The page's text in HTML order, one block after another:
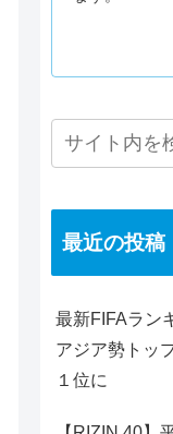
最近の投稿
最新FIFAラン
アジア勢トッ
１位に